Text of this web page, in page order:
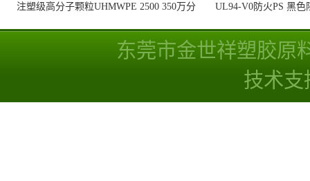
注塑级高分子颗粒UHMWPE 2500 350万分
UL94-V0防火PS 黑
东莞市金世祥塑胶原
技术